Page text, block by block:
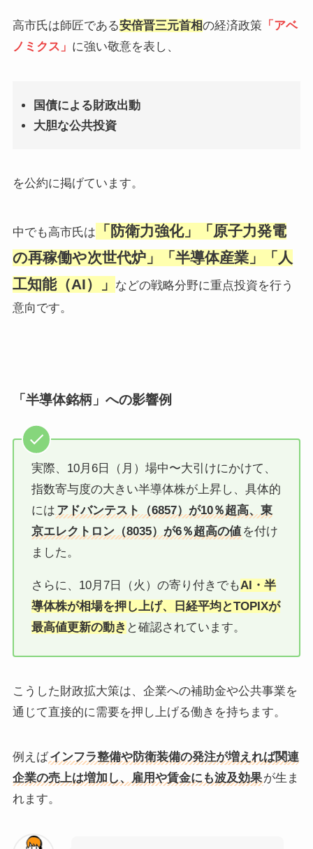
高市氏は師匠である安倍晋三元首相の経済政策 「アベ
ノミクス」 に強い敬意を表し、
国債による財政出動
大胆な公共投資
を公約に掲げています。
中でも高市氏は
「防衛力強化」「原子力発電
の再稼働や次世代炉」「半導体産業」「人
工知能（AI）」
などの戦略分野に重点投資を行う
意向です。
「半導体銘柄」への影響例
実際、10月6日（月）場中〜大引けにかけて、
指数寄与度の大きい半導体株が上昇し、具体的
には アドバンテスト（6857）が10％超高、東
京エレクトロン（8035）が6％超高の値 を付け
ました。
さらに、10月7日（火）の寄り付きでもAI・半
導体株が相場を押し上げ、日経平均とTOPIXが
最高値更新の動き と確認されています。
こうした財政拡大策は、企業への補助金や公共事業を
通じて直接的に需要を押し上げる働きを持ちます。
例えばインフラ整備や防衛装備の発注が増えれば関連
企業の売上は増加し、雇用や賃金にも波及効果が生ま
れます。